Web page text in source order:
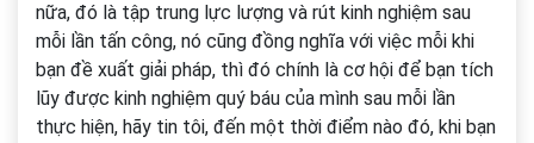
nữa, đó là tập trung lực lượng và rút kinh nghiệm sau
mỗi lần tấn công, nó cũng đồng nghĩa với việc mỗi khi
bạn đề xuất giải pháp, thì đó chính là cơ hội để bạn tích
lũy được kinh nghiệm quý báu của mình sau mỗi lần
thực hiện, hãy tin tôi, đến một thời điểm nào đó, khi bạn